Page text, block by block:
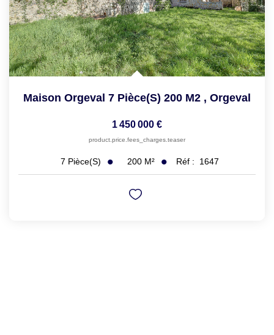
Maison Orgeval 7 Pièce(s) 200 M2 , Orgeval
1 450 000 €
product.price.fees_charges.teaser
7 Pièce(s) 200 M² Réf : 1647